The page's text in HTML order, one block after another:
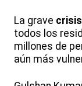
La grave
todos los
millones de
aún más